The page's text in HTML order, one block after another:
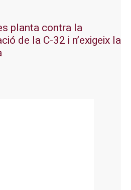
planta contra la
de la C-32 i n’exigeix la